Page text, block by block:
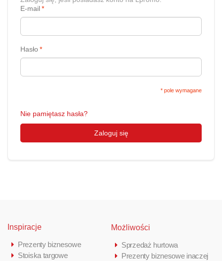
*
E-mail
*
Hasło
* pole wymagane
Nie pamiętasz hasła?
Zaloguj się
Inspiracje
Prezenty biznesowe
Stoiska targowe
Możliwości
Sprzedaż hurtowa
Prezenty biznesowe inaczej